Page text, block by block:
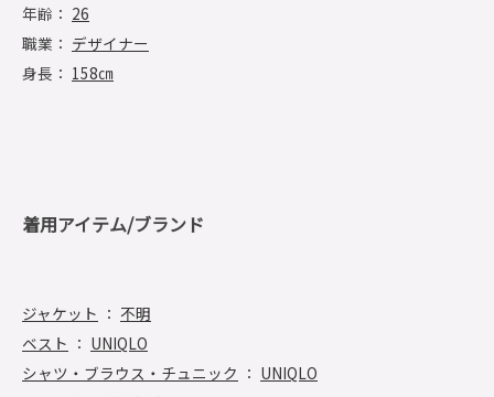
年齢： 26
職業： デザイナー
身長： 158㎝
着用アイテム/ブランド
ジャケット ： 不明
ベスト ： UNIQLO
シャツ・ブラウス・チュニック ： UNIQLO